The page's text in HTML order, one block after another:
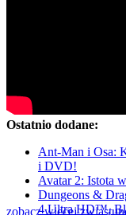
Ostatnio dodane:
Ant-Man i Osa:
i DVD!
Avatar 2: Istota
Dungeons &
4 Ultra HD™,
zobacz więcej